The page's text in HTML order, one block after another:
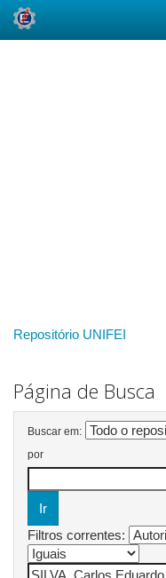
Repositório UNIFEI
Página de Busca
Buscar em:
por
Filtros correntes: